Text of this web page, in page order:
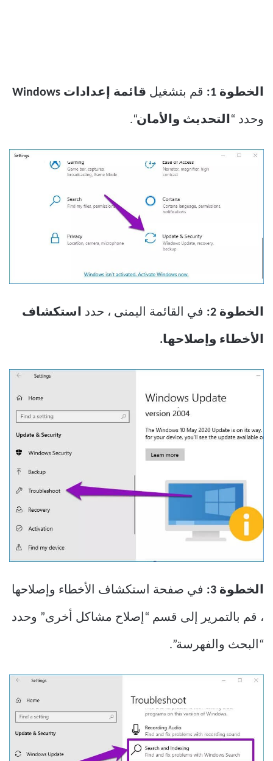
الخطوة 1: قم بتشغيل قائمة إعدادات Windows
وحدد “التحديث والأمان“.
الخطوة 2: في القائمة اليمنى ، حدد استكشاف
الأخطاء وإصلاحها.
الخطوة 3: في صفحة استكشاف الأخطاء وإصلاحها
، قم بالتمرير إلى قسم “إصلاح مشاكل أخرى” وحدد
“البحث والفهرسة”.